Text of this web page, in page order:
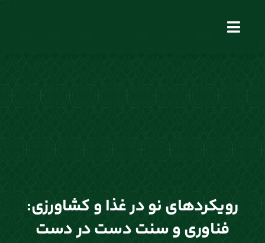
Toggle
رویکردهای نو در غذا و کشاورزی:
فناوری و سنت دست در دست